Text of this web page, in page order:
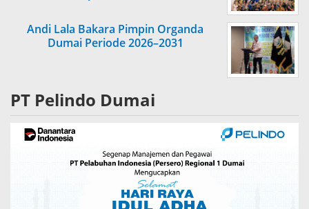
Andi Lala Bakara Pimpin Organda
Dumai Periode 2026–2031
PT Pelindo Dumai